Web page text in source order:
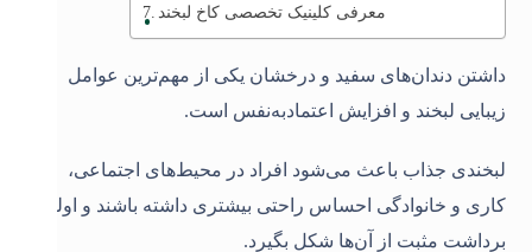
معرفی کلینیک تخصصی کاخ لبخند
داشتن دندان‌های سفید و درخشان یکی از مهم‌ترین عوامل
زیبایی لبخند و افزایش اعتمادبه‌نفس است.
لبخندی جذاب باعث می‌شود افراد در محیط‌های اجتماعی،
کاری و خانوادگی احساس راحتی بیشتری داشته باشند و اولین
برداشت مثبت از آن‌ها شکل بگیرد.